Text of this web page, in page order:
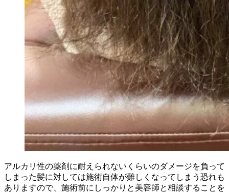
アルカリ性の薬剤に耐えられないくらいのダメージを負って
しまった髪に対しては施術自体が難しくなってしまう恐れも
ありますので、施術前にしっかりと美容師と相談することを